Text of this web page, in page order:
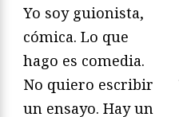
Yo soy guionista,
cómica. Lo que
hago es comedia.
No quiero escribir
un ensayo. Hay un